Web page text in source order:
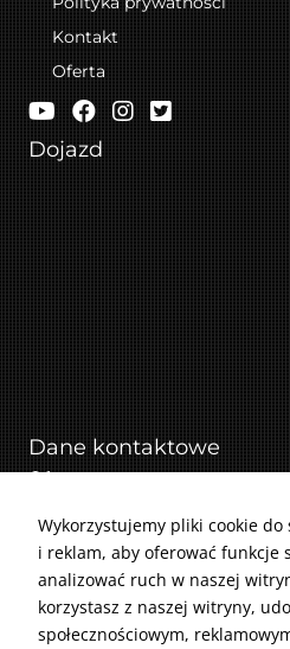
Kontakt
Oferta
IRMAR Serwis na YouTube
IRMAR Serwis na Facebooku
IRMAR Serwis na
IRMAR Serwis na
Dojazd
Dane kontaktowe
Adres: ul. Makuszyńskiego
Telefon: 518 840 464
E-mail:
Godziny otwarcia:
Sobota: 8-14
Wykorzystujemy pliki cookie
i reklam, aby oferować funkcje
analizować ruch w naszej
korzystasz z naszej witryny,
społecznościowym,